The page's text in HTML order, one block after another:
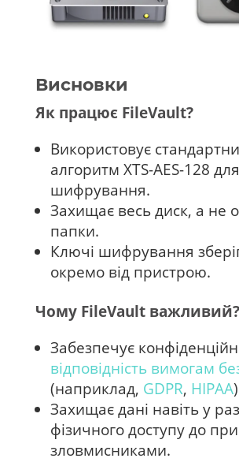
Висновки
Як працює FileVault?
Використовує
алгоритм XTS-AES-128 для
шифрування.
Захищає весь диск, а не
папки.
Ключі шифрування
окремо від пристрою.
Чому FileVault важливий?
Забезпечує
відповідність вимогам
(наприклад, GDPR, HIPAA
Захищає дані навіть у
фізичного доступу до
зловмисниками.